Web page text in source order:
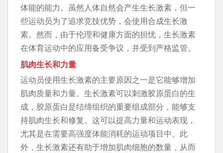
体能的能力。虽然人体自然会产生生长激素，但一
些运动员为了追求竞技优势，会使用合成生长激
素。然而，由于伦理和健康方面的担忧，生长激素
在体育运动中的应用备受争议，并受到严格监管。
肌肉生长和力量
运动员使用生长激素的主要原因之一是它能够增加
肌肉质量和力量。生长激素可以刺激胶原蛋白的生
成，胶原蛋白是结缔组织的重要组成部分，能够支
持肌肉生长和修复。这可以提高力量和运动表现，
尤其是在需要高强度体能消耗的运动项目中。此
外，生长激素还有助于增加肌肉细胞的数量，从而